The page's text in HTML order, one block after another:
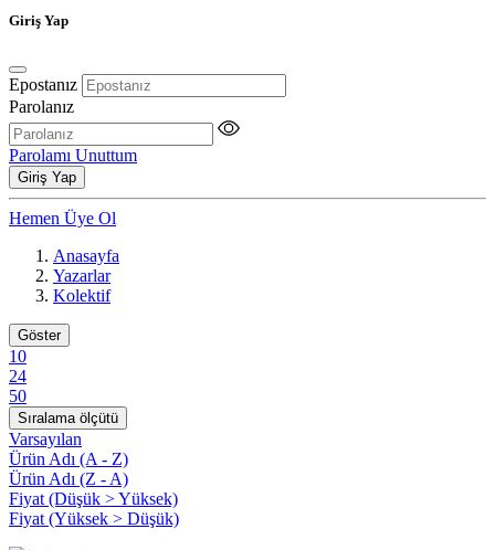
Giriş Yap
Epostanız
Parolanız
Parolamı Unuttum
Giriş Yap
Hemen Üye Ol
Anasayfa
Yazarlar
Kolektif
Göster
10
24
50
Sıralama ölçütü
Varsayılan
Ürün Adı (A - Z)
Ürün Adı (Z - A)
Fiyat (Düşük > Yüksek)
Fiyat (Yüksek > Düşük)